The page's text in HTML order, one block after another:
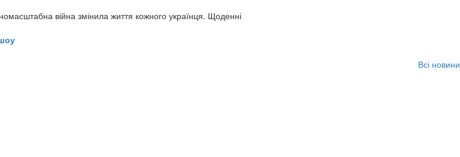
війна змінила життя кожного українця. Щоденні
Всі новини